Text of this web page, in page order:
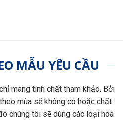
MẪU YÊU CẦU
mang tính chất tham khảo. Bởi
mùa sẽ không có hoặc chất
chúng tôi sẽ dùng các loại hoa